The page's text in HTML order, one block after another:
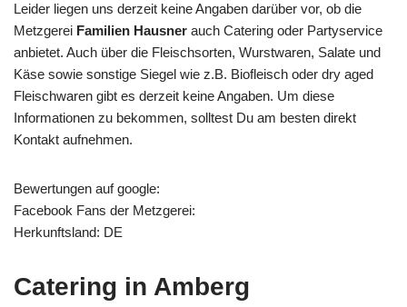
Leider liegen uns derzeit keine Angaben darüber vor, ob die
Metzgerei Familien Hausner auch Catering oder Partyservice
anbietet. Auch über die Fleischsorten, Wurstwaren, Salate und
Käse sowie sonstige Siegel wie z.B. Biofleisch oder dry aged
Fleischwaren gibt es derzeit keine Angaben. Um diese
Informationen zu bekommen, solltest Du am besten direkt
Kontakt aufnehmen.
Bewertungen auf google:
Facebook Fans der Metzgerei:
Herkunftsland: DE
Catering in Amberg